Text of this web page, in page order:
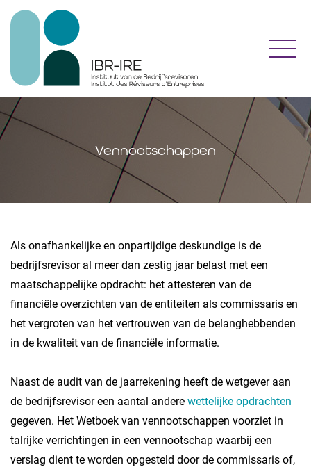
Vennootschappen
Als onafhankelijke en onpartijdige deskundige is de
bedrijfsrevisor al meer dan zestig jaar belast met een
maatschappelijke opdracht: het attesteren van de
financiële overzichten van de entiteiten als commissaris en
het vergroten van het vertrouwen van de belanghebbenden
in de kwaliteit van de financiële informatie.
Naast de audit van de jaarrekening heeft de wetgever aan
de bedrijfsrevisor een aantal andere wettelijke opdrachten
gegeven. Het Wetboek van vennootschappen voorziet in
talrijke verrichtingen in een vennootschap waarbij een
verslag dient te worden opgesteld door de commissaris of,